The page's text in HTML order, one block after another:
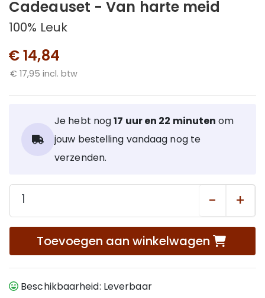
Cadeauset - Van harte meid
100% Leuk
€ 14,84
€ 17,95 incl. btw
Je hebt nog17 uur en 22 minuten om
jouw bestelling vandaag nog te
verzenden.
- +
Toevoegen aan winkelwagen
Beschikbaarheid: Leverbaar